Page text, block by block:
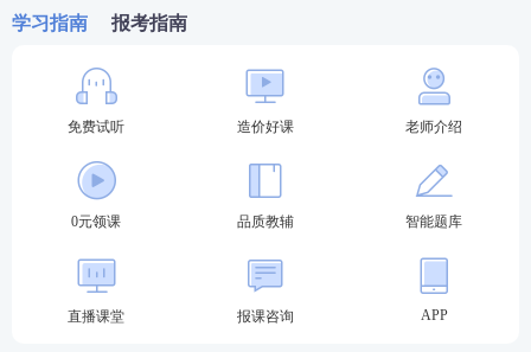
学习指南 报考指南
免费试听 造价好课 老师介绍
0元领课 品质教辅 智能题库
直播课堂 报课咨询 APP